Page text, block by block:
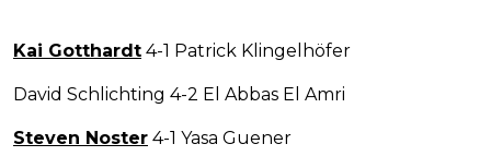
Kai Gotthardt 4-1 Patrick Klingelhöfer
David Schlichting 4-2 El Abbas El Amri
Steven Noster 4-1 Yasa Guener